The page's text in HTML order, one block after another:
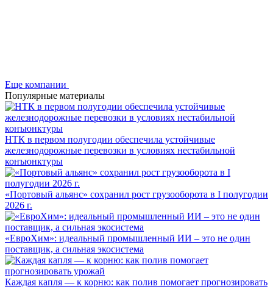
Еще компании
Популярные материалы
НТК в первом полугодии обеспечила устойчивые
железнодорожные перевозки в условиях нестабильной
конъюнктуры
«Портовый альянс» сохранил рост грузооборота в I полугодии
2026 г.
«ЕвроХим»: идеальный промышленный ИИ – это не один
поставщик, а сильная экосистема
Каждая капля — к корню: как полив помогает прогнозировать